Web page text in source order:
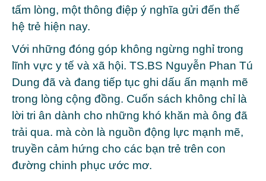
tấm lòng, một thông điệp ý nghĩa gửi đến thế
hệ trẻ hiện nay.
Với những đóng góp không ngừng nghỉ trong
lĩnh vực y tế và xã hội. TS.BS Nguyễn Phan Tú
Dung đã và đang tiếp tục ghi dấu ấn mạnh mẽ
trong lòng cộng đồng. Cuốn sách không chỉ là
lời tri ân dành cho những khó khăn mà ông đã
trải qua. mà còn là nguồn động lực mạnh mẽ,
truyền cảm hứng cho các bạn trẻ trên con
đường chinh phục ước mơ.